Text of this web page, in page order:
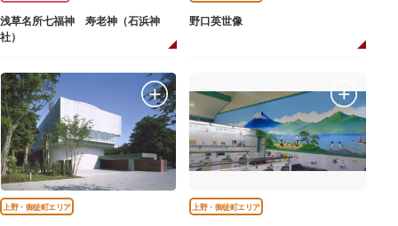
浅草名所七福神 寿老神（石浜神
社）
野口英世像
上野・御徒町エリア 上野・御徒町エリア